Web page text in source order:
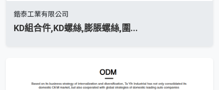
鍇泰工業有限公司
KD組合件,KD螺絲,膨脹螺絲,圍...